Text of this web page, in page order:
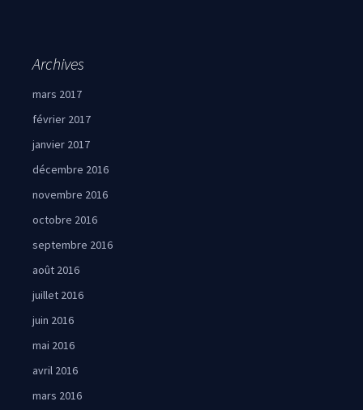
Archives
mars 2017
février 2017
janvier 2017
décembre 2016
novembre 2016
octobre 2016
septembre 2016
août 2016
juillet 2016
juin 2016
mai 2016
avril 2016
mars 2016